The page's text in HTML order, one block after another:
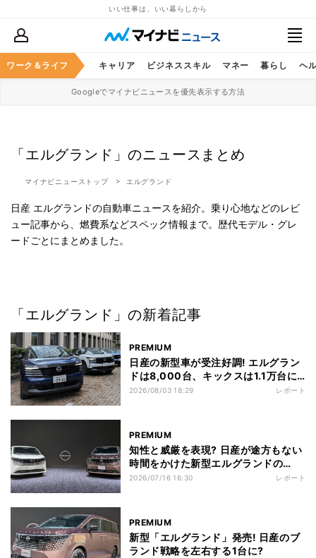
いい仕事は、いい暮らしから
ワーク＆ライフ キャリア ビジネススキル マネー 暮らし ヘ
Googleでマイナビニュースを優先表示する方法
「エルグランド」のニュースまとめ
マイナビニューストップ エルグランド
日産 エルグランドの自動車ニュースを紹介。乗り心地などのレビ
ュー記事から、燃費系などスペック情報まで。歴代モデル・グレ
ードごとにまとめました。
「エルグランド」の新着記事
PREMIUM
日産の新型車が受注好調! エルグラン
ドは8,000台、キックスは1.1万台に
到達
2026/08/03 18:29 レポート
PREMIUM
知性と威厳を表現? 日産が途方もない
時間をかけた新型エルグランドの
「顔」
2026/07/16 16:30 レポート
PREMIUM
新型「エルグランド」発売! 日産のブ
ランド戦略を左右する1台に?